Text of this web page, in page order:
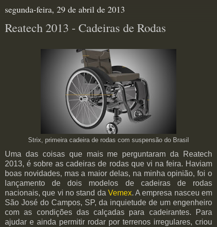
segunda-feira, 29 de abril de 2013
Reatech 2013 - Cadeiras de Rodas
Strix, primeira cadeira de rodas com suspensão do Brasil
Uma das coisas que mais me perguntaram da Reatech
2013, é sobre as cadeiras de rodas que vi na feira. Haviam
boas novidades, mas a maior delas, na minha opinião, foi o
lançamento de dois modelos de cadeiras de rodas
nacionais, que vi no stand da Vemex. A empresa nasceu em
São José do Campos, SP, da inquietude de um engenheiro
com as condições das calçadas para cadeirantes. Para
ajudar e ainda permitir rodar por terrenos irregulares, criou